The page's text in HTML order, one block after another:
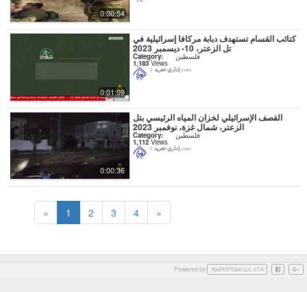
0:00:54
0:01:09
كتائب القسام تستهدف دبابة مركافا إسرائيلية في
تل الزعتر، 10- ديسمبر 2023
Category: فلسطين
1,183Views
إداري-تغريد 2 years
0:00:36
القصف الإسرائيلي لخزان المياه الرئيسي بتل
الزعتر، شمال غزة، نوفمبر 2023
Category: فلسطين
1,112Views
إداري-تغريد 2 years
« 1 2 3 4 »
Powered by YouPHPTube LLC v7.4 Facebook